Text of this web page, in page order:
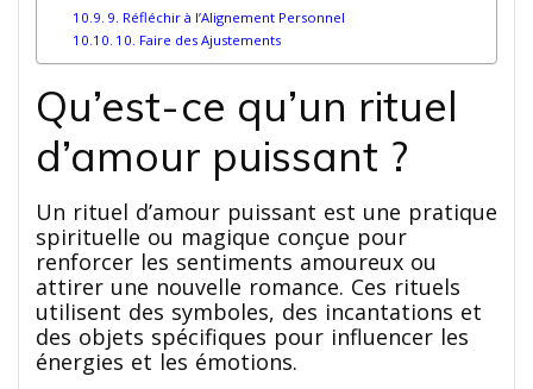
9. Réfléchir à l’Alignement Personnel
10. Faire des Ajustements
Qu’est-ce qu’un rituel
d’amour puissant ?
Un rituel d’amour puissant est une pratique
spirituelle ou magique conçue pour
renforcer les sentiments amoureux ou
attirer une nouvelle romance. Ces rituels
utilisent des symboles, des incantations et
des objets spécifiques pour influencer les
énergies et les émotions.